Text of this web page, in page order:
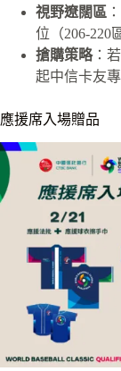
視野遼闊區
位（206-220
搶購策略：
起中信卡友
應援席入場贈品